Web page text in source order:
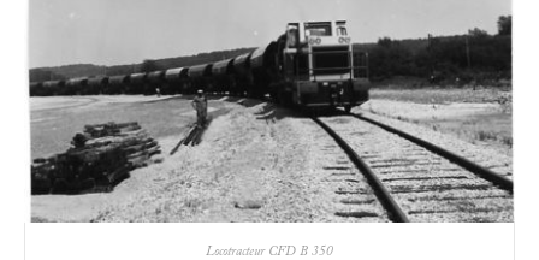
Locotracteur CFD B 350